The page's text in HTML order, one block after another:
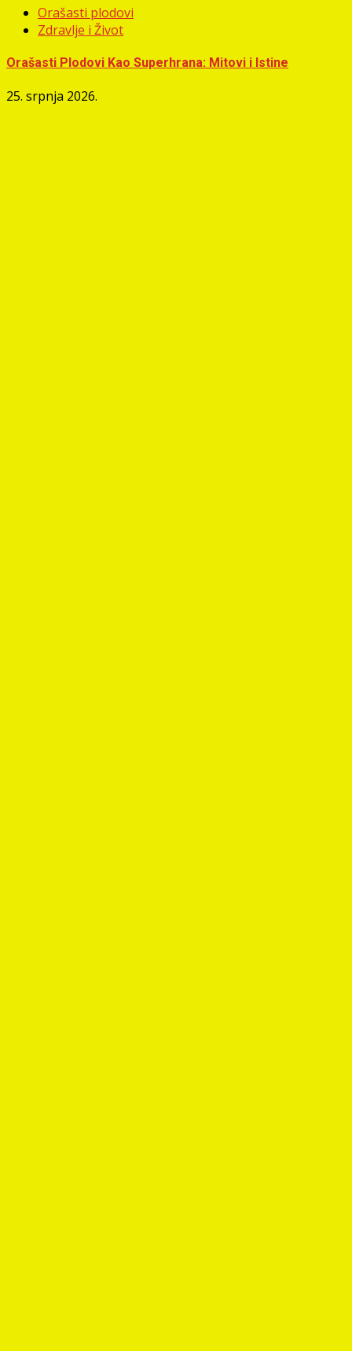
Orašasti plodovi
Zdravlje i Život
Orašasti Plodovi Kao Superhrana: Mitovi i Istine
25. srpnja 2026.